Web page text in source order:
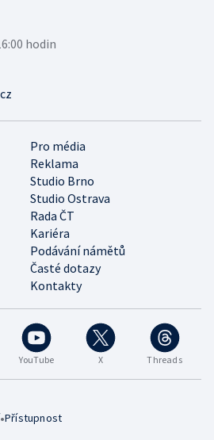
YouTube X Threads
Pro média
Reklama
Studio Brno
Studio Ostrava
Rada ČT
Kariéra
Podávání námětů
Časté dotazy
Kontakty
hodin
•Přístupnost